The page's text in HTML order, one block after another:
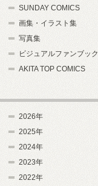
SUNDAY COMICS
画集・イラスト集
写真集
ビジュアルファンブック
AKITA TOP COMICS
2026年
2025年
2024年
2023年
2022年